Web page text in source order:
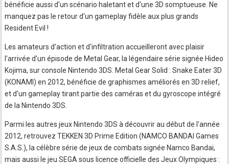
bénéficie aussi d'un scénario haletant et d'une 3D somptueuse. Ne
manquez pas le retour d'un gameplay fidèle aux plus grands
Resident Evil !
Les amateurs d'action et d'infiltration accueilleront avec plaisir
l'arrivée d'un épisode de Metal Gear, la légendaire série signée Hideo
Kojima, sur console Nintendo 3DS. Metal Gear Solid : Snake Eater 3D
(KONAMI) en 2012, bénéficie de graphismes améliorés en 3D relief,
et d'un gameplay tirant partie des caméras et du gyroscope intégré
de la Nintendo 3DS.
Parmi les autres jeux Nintendo 3DS à découvrir au début de l'année
2012, retrouvez TEKKEN 3D Prime Edition (NAMCO BANDAI Games
S.A.S.), la célèbre série de jeux de combats signée Namco Bandai,
mais aussi le jeu SEGA sous licence officielle des Jeux Olympiques :